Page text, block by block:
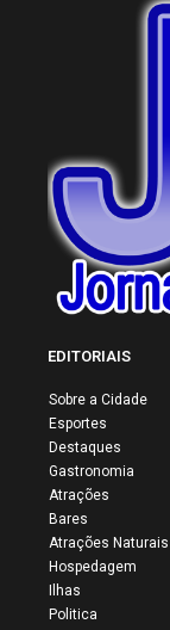
EDITORIAIS
Sobre a Cidade
Esportes
Destaques
Gastronomia
Atrações
Bares
Atrações Naturais
Hospedagem
Ilhas
Politica